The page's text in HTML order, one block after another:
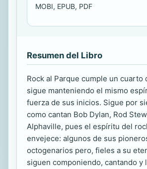
MOBI, EPUB, PDF
Resumen del Libro
Rock al Parque cumple un cuarto
sigue manteniendo el mismo
fuerza de sus inicios. Sigue por
como cantan Bob Dylan, Rod
Alphaville, pues el espíritu del
envejece: algunos de sus
octogenarios pero, fieles a su
siguen componiendo, cantando y